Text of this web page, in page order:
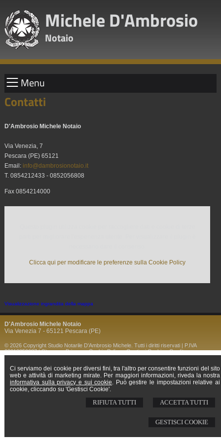
Ci serviamo dei cookie per diversi fini, tra l'altro per consentire funzioni del sito
web e attività di marketing mirate. Per maggiori informazioni, riveda la nostra
informativa sulla privacy e sui cookie. Può gestire le impostazioni relative ai
cookie, cliccando su 'Gestisci Cookie'.
ACCETTA TUTTI
RIFIUTA TUTTI
GESTISCI COOKIE
Michele D'Ambrosio
Notaio
Menu
Contatti
D'Ambrosio Michele Notaio
Via Venezia, 7
Pescara (PE) 65121
Email: info@dambrosionotaio.it
T. 0854212433 - 0852056808
Fax 0854214000
Clicca qui per modificare le preferenze sulla Cookie Policy
Visualizzazione ingrandita della mappa
D'Ambrosio Michele Notaio
Via Venezia 7 - 65121 Pescara (PE)
© 2026 Copyright Studio Notarile D'Ambrosio Michele. Tutti i diritti riservati | P.IVA
02012850687 |Sitemap-Privacy-Cookie Policy-Gestisci Cookie-Credits